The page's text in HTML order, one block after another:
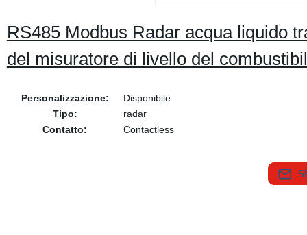
RS485 Modbus Radar acqua liquido
del misuratore di livello del
Personalizzazione:
Disponibile
Tipo:
radar
Contatto:
Contactless